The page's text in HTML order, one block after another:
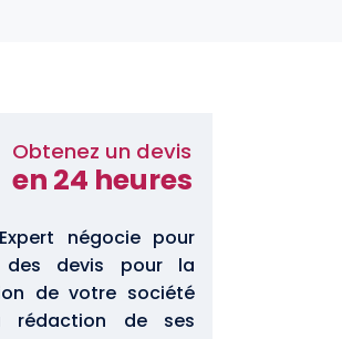
Obtenez un devis
en 24 heures
négocie pour
des devis pour la
de votre société
de ses